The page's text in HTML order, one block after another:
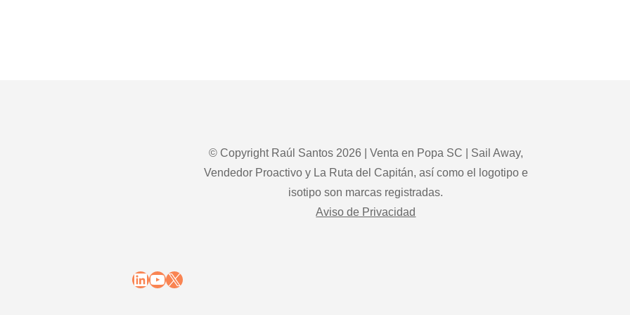
© Copyright Raúl Santos 2026 | Venta en Popa SC | Sail Away,
Vendedor Proactivo y La Ruta del Capitán, así como el logotipo e
isotipo son marcas registradas.
Aviso de Privacidad
LinkedIn
YouTube
X